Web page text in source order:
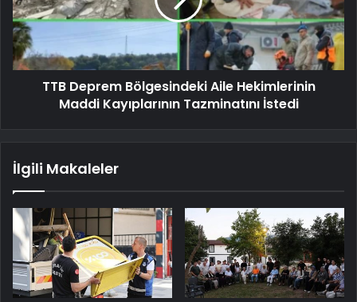
TTB Deprem Bölgesindeki Aile Hekimlerinin
Maddi Kayıplarının Tazminatını İstedi
İlgili Makaleler